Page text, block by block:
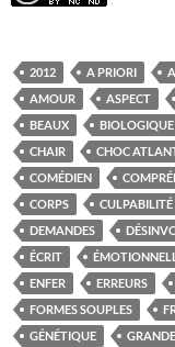
2012 A PRIORI
AMOUR
ASPECT
BEAUX
BIOLOGIQUE
CHAIR
CHOC
COMÉDIEN
CORPS
CULPABILITÉ
DEMANDES
ÉCRIT
ENFER
ERREURS
FORMES SOUPLES
GÉNÉTIQUE